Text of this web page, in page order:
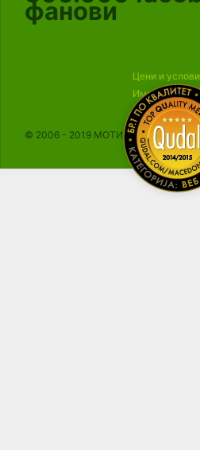
фанови
Цени и
Импресум
© 2006 - 2019 МОТИКА, Сите права